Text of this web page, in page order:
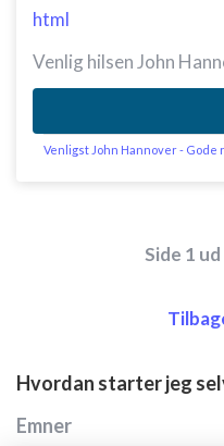
html
Venlig hilsen John
Venligst John Hannover -
Side 1
Hvordan starter jeg
Emner